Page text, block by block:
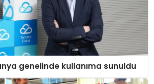
genelinde kullanıma sunuldu